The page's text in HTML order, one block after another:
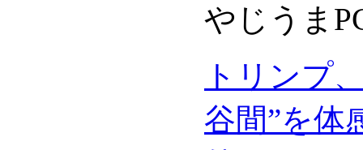
やじうま
トリンプ
谷間”を体